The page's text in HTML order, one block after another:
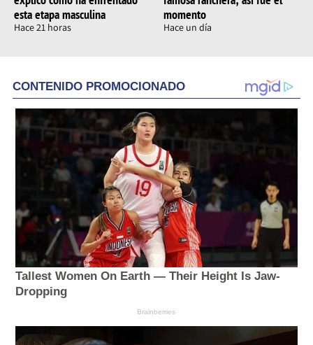
esta etapa masculina
Hace 21 horas
momento
Hace un día